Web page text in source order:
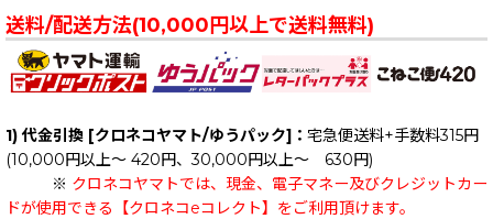
送料/配送方法(10,000円以上で送料無料)
1) 代金引換 [クロネコヤマト/ゆうパック]： 宅急便送料+手数料315円
(10,000円以上～ 420円、30,000円以上～ 630円)
※ クロネコヤマトでは、現金、電子マネー及びクレジットカー
ドが使用できる【クロネコeコレクト】をご利用頂けます。